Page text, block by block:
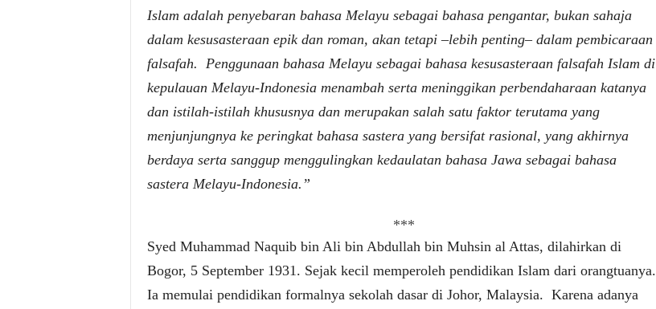
Islam adalah penyebaran bahasa Melayu sebagai bahasa pengantar, bukan sahaja
dalam kesusasteraan epik dan roman, akan tetapi –lebih penting– dalam pembicaraan
falsafah. Penggunaan bahasa Melayu sebagai bahasa kesusasteraan falsafah Islam di
kepulauan Melayu-Indonesia menambah serta meninggikan perbendaharaan katanya
dan istilah-istilah khususnya dan merupakan salah satu faktor terutama yang
menjunjungnya ke peringkat bahasa sastera yang bersifat rasional, yang akhirnya
berdaya serta sanggup menggulingkan kedaulatan bahasa Jawa sebagai bahasa
sastera Melayu-Indonesia.”
***
Syed Muhammad Naquib bin Ali bin Abdullah bin Muhsin al Attas, dilahirkan di
Bogor, 5 September 1931. Sejak kecil memperoleh pendidikan Islam dari orangtuanya.
Ia memulai pendidikan formalnya sekolah dasar di Johor, Malaysia. Karena adanya